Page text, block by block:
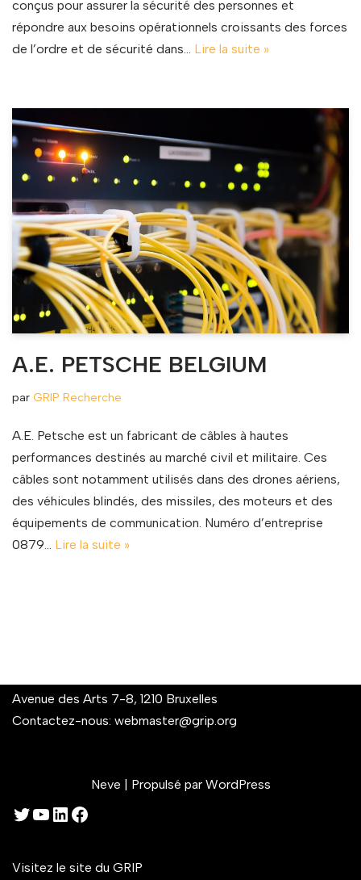
conçus pour assurer la sécurité des personnes et
répondre aux besoins opérationnels croissants des forces
de l’ordre et de sécurité dans… Lire la suite »
A.E. PETSCHE BELGIUM
par GRIP Recherche
A.E. Petsche est un fabricant de câbles à hautes
performances destinés au marché civil et militaire. Ces
câbles sont notamment utilisés dans des drones aériens,
des véhicules blindés, des missiles, des moteurs et des
équipements de communication. Numéro d’entreprise
0879… Lire la suite »
Avenue des Arts 7-8, 1210 Bruxelles
Contactez-nous: webmaster@grip.org
Neve | Propulsé par WordPress
Visitez le site du GRIP